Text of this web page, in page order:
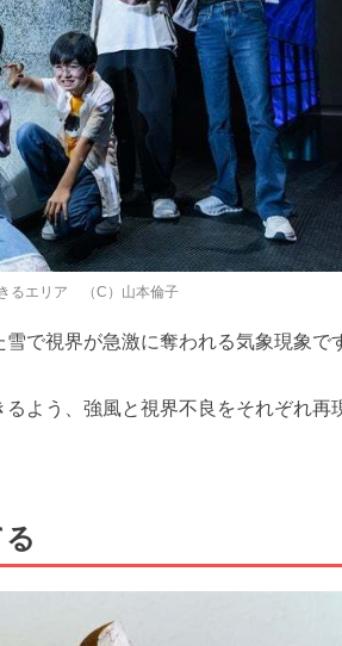
るエリア （C）山本倫子
で視界が急激に奪われる気象現象で
よう、強風と視界不良をそれぞれ再